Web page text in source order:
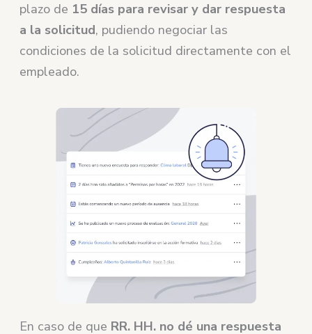
plazo de 15 días para revisar y dar respuesta
a la solicitud, pudiendo negociar las
condiciones de la solicitud directamente con el
empleado.
En caso de que RR. HH. no dé una respuesta